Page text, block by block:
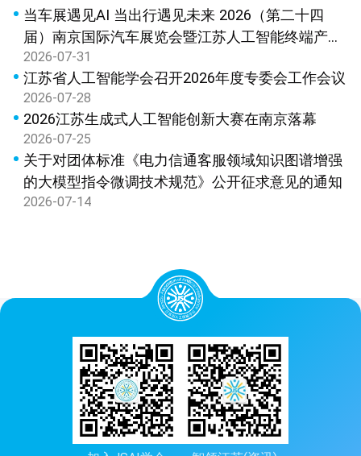
当车展遇见AI 当出行遇见未来 2026（第二十四
届）南京国际汽车展览会暨江苏人工智能终端产品
展览会新闻发布会在宁召开
2026-07-31
江苏省人工智能学会召开2026年度专委会工作会议
2026-07-28
2026江苏生成式人工智能创新大赛在南京落幕
2026-07-25
关于对团体标准《电力信通客服领域知识图谱增强
的大模型指令微调技术规范》公开征求意见的通知
2026-07-14